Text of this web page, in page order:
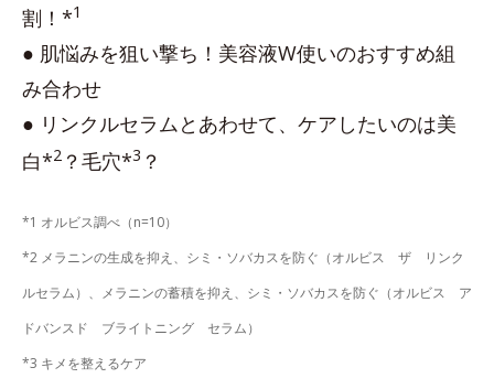
割！*1
● 肌悩みを狙い撃ち！美容液W使いのおすすめ組
み合わせ
● リンクルセラムとあわせて、ケアしたいのは美
白*2 ？毛穴*3 ？
*1 オルビス調べ（n=10）
*2 メラニンの生成を抑え、シミ・ソバカスを防ぐ（オルビス ザ リンク
ルセラム）、メラニンの蓄積を抑え、シミ・ソバカスを防ぐ（オルビス ア
ドバンスド ブライトニング セラム）
*3 キメを整えるケア